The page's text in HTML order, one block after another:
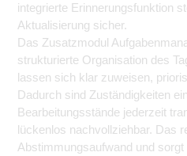
integrierte Erinnerungsfunktion
Aktualisierung sicher.
Das Zusatzmodul
strukturierte Organisation des
lassen sich klar zuweisen,
Dadurch sind Zuständigkeiten
Bearbeitungsstände jederzeit
lückenlos nachvollziehbar. Das
Abstimmungsaufwand und